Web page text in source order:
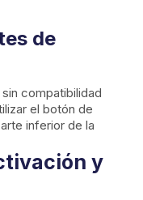
de
compatibilidad
el botón de
inferior de la
y